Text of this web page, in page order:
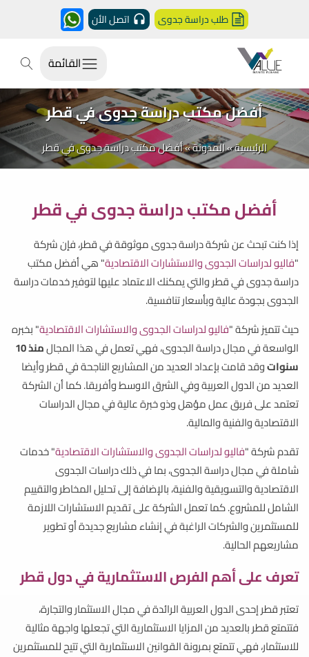
طلب دراسة جدوى اتصل الأن
القائمة
أفضل مكتب دراسة جدوى في قطر
الرئيسية»المدونة»أفضل مكتب دراسة جدوى في قطر
أفضل مكتب دراسة جدوى في قطر
إذا كنت تبحث عن شركة دراسة جدوى موثوقة في قطر، فإن شركة
"فاليو لدراسات الجدوى والاستشارات الاقتصادية" هي أفضل مكتب
دراسة جدوى في قطر والتي يمكنك الاعتماد عليها لتوفير خدمات دراسة
الجدوى بجودة عالية وبأسعار تنافسية.
حيث تتميز شركة "فاليو لدراسات الجدوى والاستشارات الاقتصادية" بخبره
الواسعة في مجال دراسة الجدوى، فهي تعمل في هذا المجال
منذ 10
سنواتوقد قامت بإعداد العديد من المشاريع الناجحة في قطر وأيضا
العديد من الدول العربية وفي الشرق الاوسط وأفريقا. كما أن الشركة
تعتمد على فريق عمل مؤهل وذو خبرة عالية في مجال الدراسات
الاقتصادية والفنية والمالية.
تقدم شركة "فاليو لدراسات الجدوى والاستشارات الاقتصادية" خدمات
شاملة في مجال دراسة الجدوى، بما في ذلك دراسات الجدوى
الاقتصادية والتسويقية والفنية، بالإضافة إلى تحليل المخاطر والتقييم
الشامل للمشروع. كما تعمل الشركة على تقديم الاستشارات اللازمة
للمستثمرين والشركات الراغبة في إنشاء مشاريع جديدة أو تطوير
مشاريعهم الحالية.
تعرف على أهم الفرص الاستثمارية في دول قطر
تعتبر قطر إحدى الدول العربية الرائدة في مجال الاستثمار والتجارة،
فتتمتع قطر بالعديد من المزايا الاستثمارية التي تجعلها واجهة مثالية
للاستثمار، فهي تتمتع بمرونة القوانين الاستثمارية التي تتيح للمستثمرين